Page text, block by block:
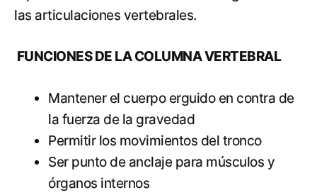
las articulaciones vertebrales.
FUNCIONES DE LA COLUMNA VERTEBRAL
Mantener el cuerpo erguido en contra de
la fuerza de la gravedad
Permitir los movimientos del tronco
Ser punto de anclaje para músculos y
órganos internos